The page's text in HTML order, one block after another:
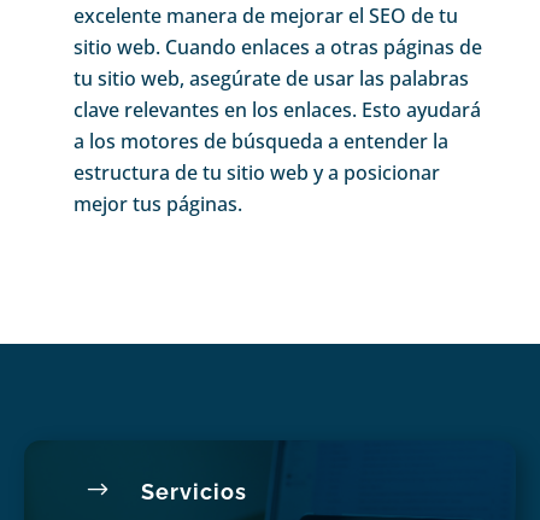
excelente manera de mejorar el SEO de tu
sitio web. Cuando enlaces a otras páginas de
tu sitio web, asegúrate de usar las palabras
clave relevantes en los enlaces. Esto ayudará
a los motores de búsqueda a entender la
estructura de tu sitio web y a posicionar
mejor tus páginas.
$ Servicios